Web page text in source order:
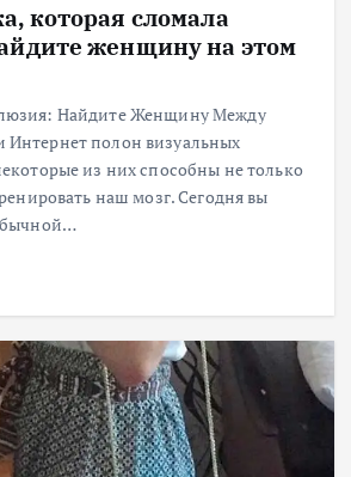
которая сломала
женщину на этом
Найдите Женщину Между
полон визуальных
из них способны не только
наш мозг. Сегодня вы